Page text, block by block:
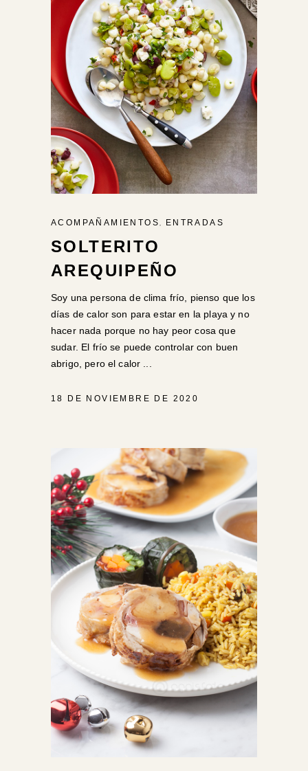
ACOMPAÑAMIENTOS, ENTRADAS
SOLTERITO
AREQUIPEÑO
Soy una persona de clima frío, pienso que los
días de calor son para estar en la playa y no
hacer nada porque no hay peor cosa que
sudar. El frío se puede controlar con buen
abrigo, pero el calor
18 DE NOVIEMBRE DE 2020